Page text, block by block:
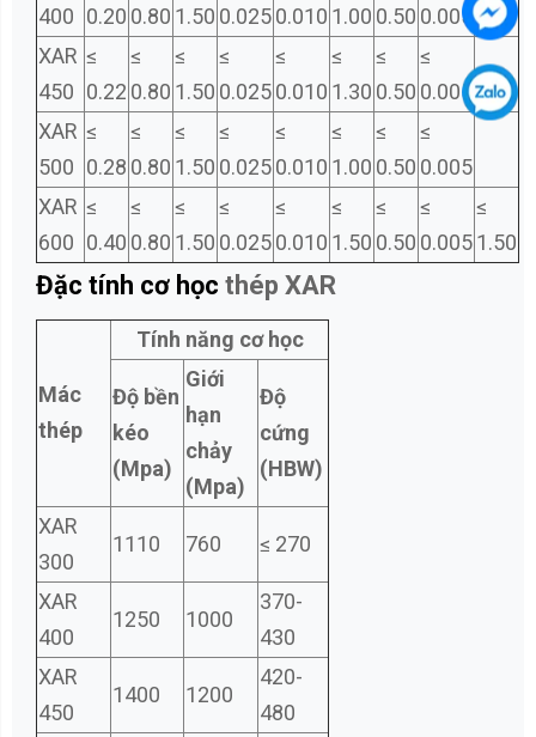
400 0.20 0.80 1.50 0.0250.010 1.00 0.50 0.005
XAR
450
≤
0.22
≤
0.80
≤
1.50
≤
0.025
≤
0.010
≤
1.30
≤
0.50
≤
0.005
XAR
500
≤
0.28
≤
0.80
≤
1.50
≤
0.025
≤
0.010
≤
1.00
≤
0.50
≤
0.005
XAR
600
≤
0.40
≤
0.80
≤
1.50
≤
0.025
≤
0.010
≤
1.50
≤
0.50
≤
0.005
≤
1.50
Đặc tính cơ học thép XAR
Mác
thép
Tính năng cơ học
Độ bền
kéo
(Mpa)
Giới
hạn
chảy
(Mpa)
Độ
cứng
(HBW)
XAR
300
1110 760 ≤ 270
XAR
400
1250 1000
370-
430
XAR
450
1400 1200
420-
480